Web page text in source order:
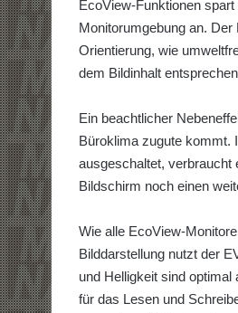
EcoView-Funktionen
Monitorumgebung an.
Orientierung, wie
dem Bildinhalt
Ein beachtlicher
Büroklima zugute kommt.
ausgeschaltet, verbraucht
Bildschirm noch einen
Wie alle EcoView-
Bilddarstellung nutzt der
und Helligkeit sind
für das Lesen und